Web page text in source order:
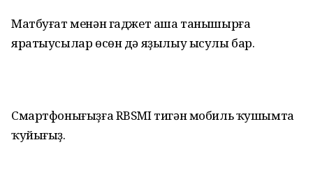
Матбуғат менән гаджет аша танышырға
яратыусылар өсөн дә яҙылыу ысулы бар.
Смартфонығыҙға RBSMI тигән мобиль ҡушымта
ҡуйығыҙ.